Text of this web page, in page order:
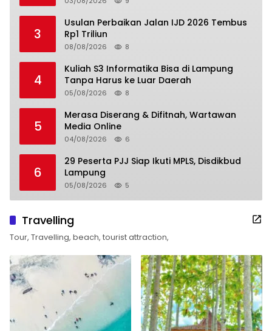
3
Usulan Perbaikan Jalan IJD 2026 Tembus
Rp1 Triliun
08/08/2026 8
4
Kuliah S3 Informatika Bisa di Lampung
Tanpa Harus ke Luar Daerah
05/08/2026 8
5
Merasa Diserang & Difitnah, Wartawan
Media Online
04/08/2026 6
6
29 Peserta PJJ Siap Ikuti MPLS, Disdikbud
Lampung
05/08/2026 5
Travelling
Tour, Travelling, beach, tourist attraction,